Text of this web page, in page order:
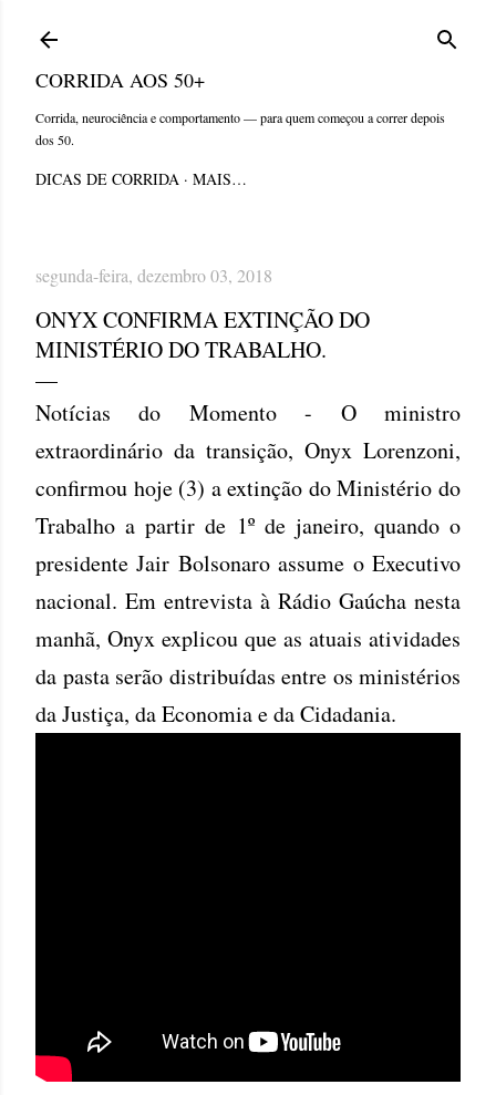
CORRIDA AOS 50+
Corrida, neurociência e comportamento — para quem começou a correr depois
dos 50.
DICAS DE CORRIDA MAIS…
segunda-feira, dezembro 03, 2018
ONYX CONFIRMA EXTINÇÃO DO
MINISTÉRIO DO TRABALHO.
Notícias do Momento - O ministro
extraordinário da transição, Onyx Lorenzoni,
confirmou hoje (3) a extinção do Ministério do
Trabalho a partir de 1º de janeiro, quando o
presidente Jair Bolsonaro assume o Executivo
nacional. Em entrevista à Rádio Gaúcha nesta
manhã, Onyx explicou que as atuais atividades
da pasta serão distribuídas entre os ministérios
da Justiça, da Economia e da Cidadania.